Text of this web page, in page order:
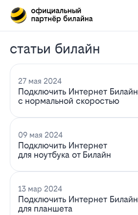
статьи билайн
27 мая 2024
Подключить Интернет Билайн
с нормальной скоростью
09 мая 2024
Подключить Интернет
для ноутбука от Билайн
13 мар 2024
Подключить Интернет Билайн
для планшета